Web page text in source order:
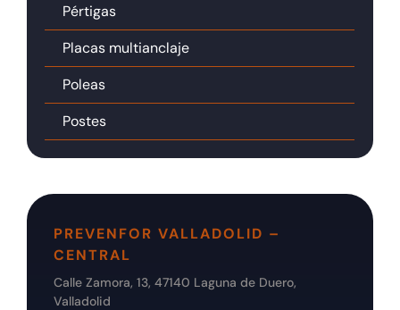
Pértigas
Placas multianclaje
Poleas
Postes
PREVENFOR VALLADOLID –
CENTRAL
Calle Zamora, 13, 47140 Laguna de Duero,
Valladolid